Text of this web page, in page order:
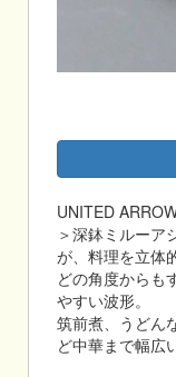
UNITED
＞深鉢ミルーア
が、料理を立体
どの角度からも
やすい波形。
筑前煮、うどん
ど中華まで幅広